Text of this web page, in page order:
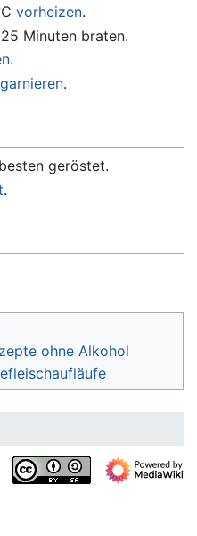
vorheizen.
Minuten braten.
.
garnieren.
geröstet.
.
ohne Alkohol